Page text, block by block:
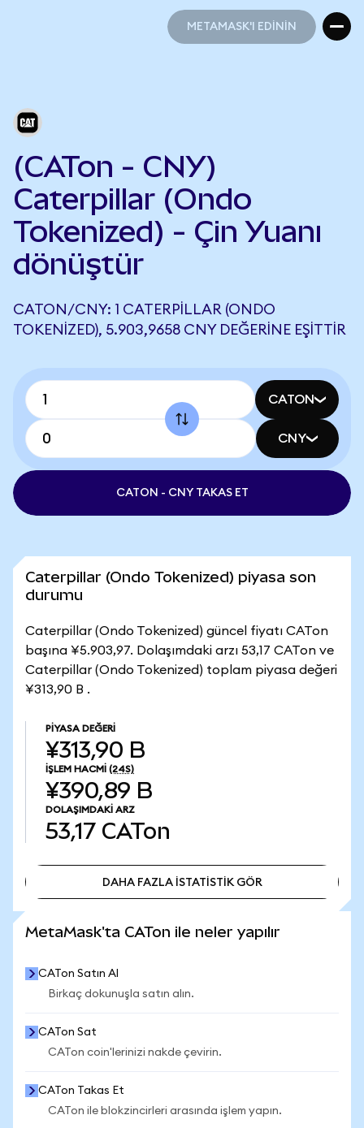
METAMASK'I EDİNİN
(CATon - CNY)
Caterpillar (Ondo
Tokenized) - Çin Yuanı
dönüştür
CATON/CNY: 1 CATERPILLAR (ONDO
TOKENIZED), 5.903,9658 CNY DEĞERINE EŞITTIR
CATON
CNY
CATON - CNY TAKAS ET
Caterpillar (Ondo Tokenized) piyasa son
durumu
Caterpillar (Ondo Tokenized) güncel fiyatı CATon
başına ¥5.903,97. Dolaşımdaki arzı 53,17 CATon ve
Caterpillar (Ondo Tokenized) toplam piyasa değeri
¥313,90 B .
PIYASA DEĞERI
¥313,90 B
İŞLEM HACMI (24S)
¥390,89 B
DOLAŞIMDAKI ARZ
53,17 CATon
DAHA FAZLA İSTATİSTİK GÖR
MetaMask'ta CATon ile neler yapılır
CATon Satın Al
Birkaç dokunuşla satın alın.
CATon Sat
CATon coin'lerinizi nakde çevirin.
CATon Takas Et
CATon ile blokzincirleri arasında işlem yapın.